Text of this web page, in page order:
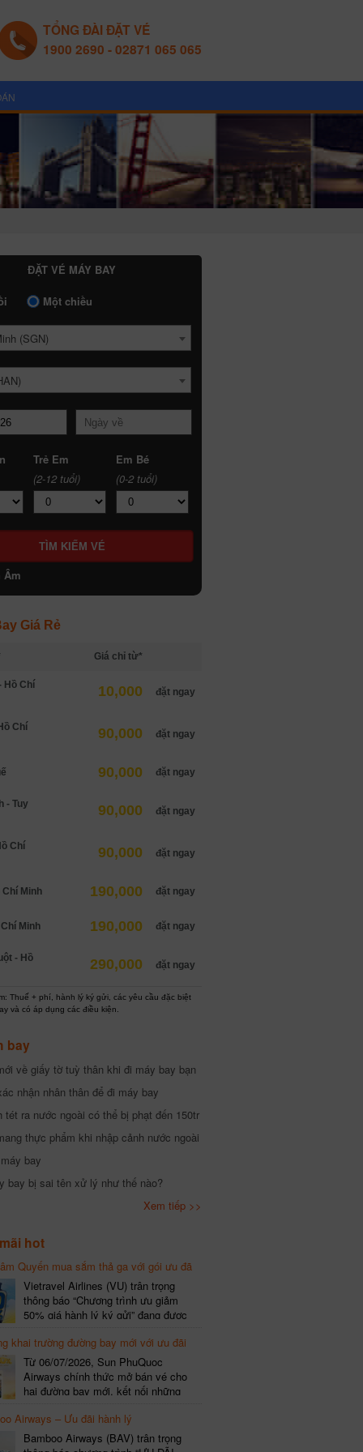
TỔNG ĐÀI ĐẶT VÉ
1900 2690 - 02871 065 065
ĐẶT VÉ MÁY BAY
Một chiều
(SGN)
Trẻ Em
(2-12 tuổi)
Em Bé
(0-2 tuổi)
Âm
Giá Rẻ
Giá chỉ từ*
Hồ Chí
10,000 đặt ngay
Chí
90,000 đặt ngay
90,000 đặt ngay
- Tuy
90,000 đặt ngay
Chí
90,000 đặt ngay
Minh 190,000 đặt ngay
Minh 190,000 đặt ngay
- Hồ
290,000 đặt ngay
Thuế + phí, hành lý ký gửi, các yêu cầu đặc biệt
và có áp dụng các điều kiện.
bay
về giấy tờ tuỳ thân khi đi máy bay bạn
nhận nhân thân để đi máy bay
tét ra nước ngoài có thể bị phạt đến 150tr
thực phẩm khi nhập cảnh nước ngoài
bay
bay bị sai tên xử lý như thế nào?
Xem tiếp >>
hot
Quyến mua sắm thả ga với gói ưu đã
gói cước
Vietravel Airlines (VU) trân trọng
thông báo “Chương trình ưu giảm
50% giá hành lý ký gửi” đang được
kết nối từ TP. Hồ Chí Minh
(SGN) đi Thâm Quyến – Trung Quốc
(SZX), chi tiết như sau: LỊCH BAY
CHI TIẾT Đường bay SHCB Giờ khởi
khai trường đường bay mới với ưu đãi
Từ 06/07/2026, Sun PhuQuoc
Airways chính thức mở bán vé cho
hai đường bay mới, kết nối những
khách khám phá vẻ đẹp thiên nhiên
và văn hóa của miền Trung Việt Nam.
Airways – Ưu đãi hành lý
Bamboo Airways (BAV) trân trọng